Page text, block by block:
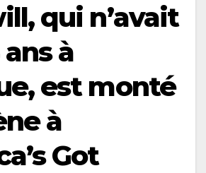
qui n’avait
à
est monté
à
Got